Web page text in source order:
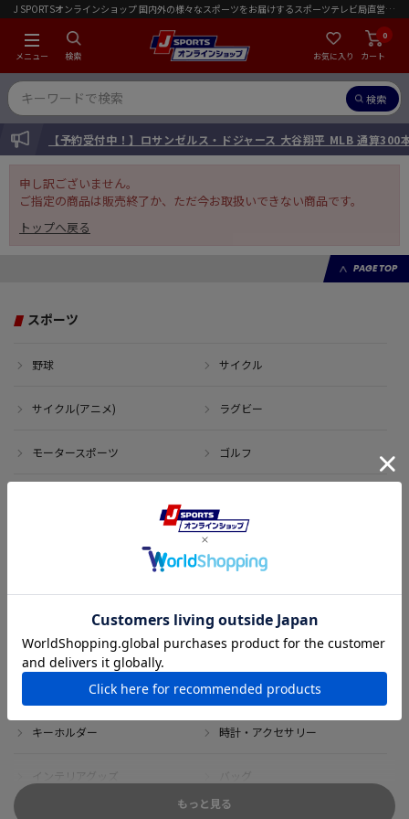
J SPORTSオンラインショップ 国内外の様々なスポーツをお届けするスポーツテレビ局直営店｜会員限定初回ご注文送料無料キャンペーン実施中！
メニュー 検索 お気に入り カート
0
検索
INFORMATION【予約受付中！】ロサンゼルス・ドジャース 大谷翔平 MLB 通算300
申し訳ございません。
ご指定の商品は販売終了か、ただ今お取扱いできない商品です。
トップへ戻る
PAGE TOP
スポーツ
野球 サイクル
サイクル(アニメ) ラグビー
モータースポーツ ゴルフ
アウトレット サイン・記念グッズ
ボブルヘッド・ぬいぐるみ Tシャツ
DVD・ブルーレイ 雑貨
キーホルダー 時計・アクセサリー
インテリアグッズ バッグ
もっと見る